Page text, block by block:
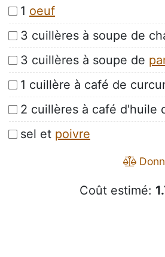
1 oeuf
3 cuillères à soupe de
3 cuillères à soupe de
1 cuillère à café de
2 cuillères à café d'huile
sel et poivre
Coût estimé: